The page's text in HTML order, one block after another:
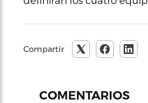
Compartir
COMENTARIOS